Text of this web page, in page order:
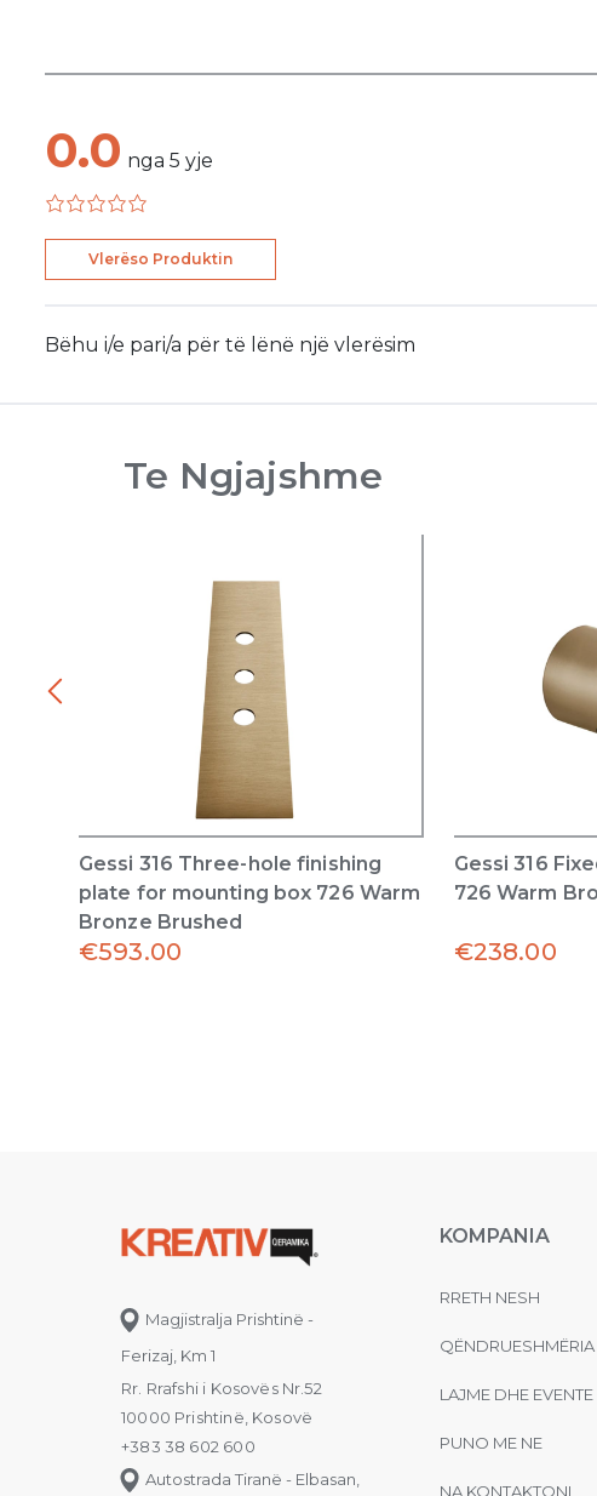
0.0 nga 5 yje
Vlerëso Produktin
Bëhu i/e pari/a për të lënë një vlerësim
Te Ngjajshme
Gessi 316 Three-hole finishing
plate for mounting box 726 Warm
Bronze Brushed
€593.00
Gessi 316
726 Warm
€238.00
Magjistralja Prishtinë -
Ferizaj, Km 1
Rr. Rrafshi i Kosovës Nr.52
10000 Prishtinë, Kosovë
+383 38 602 600
Autostrada Tiranë - Elbasan,
KOMPANIA
RRETH NESH
QËNDRUESHMËRIA
LAJME DHE EVENTE
PUNO ME NE
NA KONTAKTONI